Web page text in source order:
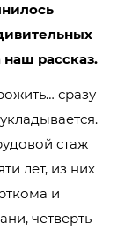
наш рассказ.
сразу
стаж
лет, из них
и
четверть